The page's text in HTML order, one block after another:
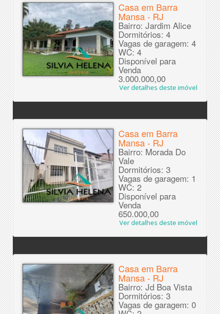
Casa em Barra
Mansa - RJ
Bairro: Jardim Alice
Dormitórios: 4
Vagas de garagem: 4
WC: 4
Disponível para
Venda
3.000.000,00
Ver detalhes deste imóvel
Casa em Barra
Mansa - RJ
Bairro: Morada Do
Vale
Dormitórios: 3
Vagas de garagem: 1
WC: 2
Disponível para
Venda
650.000,00
Ver detalhes deste imóvel
Casa em Barra
Mansa - RJ
Bairro: Jd Boa Vista
Dormitórios: 3
Vagas de garagem: 0